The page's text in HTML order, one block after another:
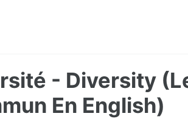
- Diversity
En English)